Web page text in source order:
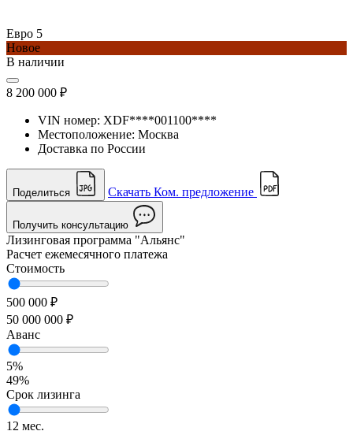
Евро 5
Новое
В наличии
8 200 000 ₽
VIN номер: XDF****001100****
Местоположение: Москва
Доставка по России
Поделиться Скачать Ком. предложение
Получить консультацию
Лизинговая программа "Альянс"
Расчет ежемесячного платежа
Стоимость
500 000 ₽
50 000 000 ₽
Аванс
5%
49%
Срок лизинга
12 мес.